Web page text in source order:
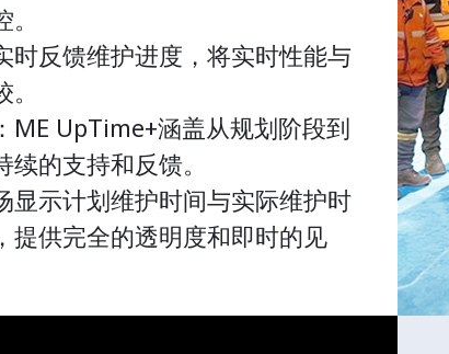
时反馈维护进度，将实时性能与
ME UpTime+涵盖从规划阶段到
的支持和反馈。
显示计划维护时间与实际维护时
提供完全的透明度和即时的见